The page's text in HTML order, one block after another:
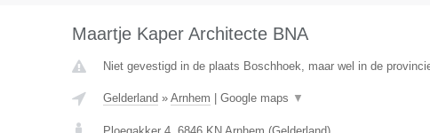
Maartje Kaper Architecte BNA
Niet gevestigd in de plaats Boschhoek, maar wel in de
Gelderland » Arnhem Google maps ▼